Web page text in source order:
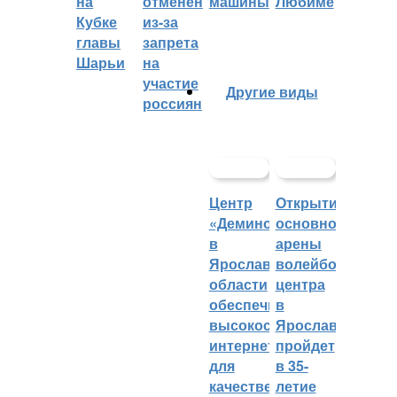
Кубке
главы
Шарьи
из-за
запрета
на
участие
россиян
Другие виды
Центр
«Демино»
в
Ярославской
области
обеспечивают
высокоскоростным
интернетом
для
качественных
Открытие
основной
арены
волейбольного
центра
в
Ярославле
пройдет
в 35-
летие